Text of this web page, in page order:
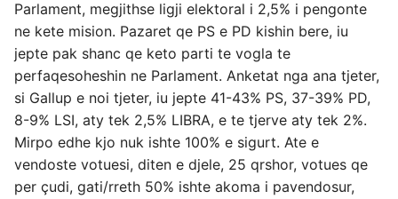
Parlament, megjithse ligji elektoral i 2,5% i pengonte
ne kete mision. Pazaret qe PS e PD kishin bere, iu
jepte pak shanc qe keto parti te vogla te
perfaqesoheshin ne Parlament. Anketat nga ana tjeter,
si Gallup e noi tjeter, iu jepte 41-43% PS, 37-39% PD,
8-9% LSI, aty tek 2,5% LIBRA, e te tjerve aty tek 2%.
Mirpo edhe kjo nuk ishte 100% e sigurt. Ate e
vendoste votuesi, diten e djele, 25 qrshor, votues qe
per çudi, gati/rreth 50% ishte akoma i pavendosur,